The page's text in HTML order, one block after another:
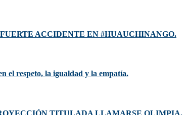
ACCIDENTE EN #HUAUCHINANGO.
el respeto, la igualdad y la empatía.
TITULADA LLAMARSE OLIMPIA.